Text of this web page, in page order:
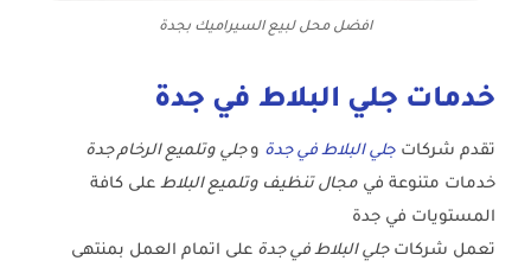
افضل محل لبيع السيراميك بجدة
خدمات جلي البلاط في جدة
تقدم شركات جلي البلاط في جدة و جلي وتلميع الرخام جدة
خدمات متنوعة في مجال تنظيف وتلميع البلاط على كافة
المستويات في جدة
تعمل شركاتجلي البلاط في جدة على اتمام العمل بمنتهى